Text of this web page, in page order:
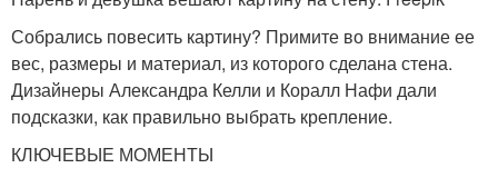
Собрались повесить картину? Примите во внимание ее
вес, размеры и материал, из которого сделана стена.
Дизайнеры Александра Келли и Коралл Нафи дали
подсказки, как правильно выбрать крепление.
КЛЮЧЕВЫЕ МОМЕНТЫ